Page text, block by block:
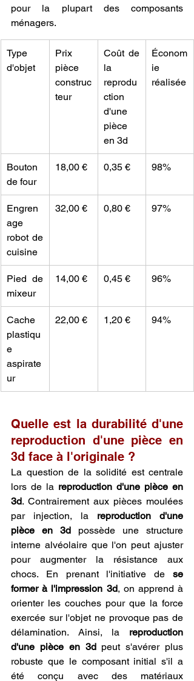
pour la plupart des composants
ménagers.
Type
d'objet
Prix
pièce
construc
teur
Coût de
la
reprodu
ction
d'une
pièce
en 3d
Économ
ie
réalisée
Bouton
de four
18,00 € 0,35 € 98%
Engren
age
robot de
cuisine
32,00 € 0,80 € 97%
Pied de
mixeur
14,00 € 0,45 € 96%
Cache
plastiqu
e
aspirate
ur
22,00 € 1,20 € 94%
Quelle est la durabilité d'une
reproduction d'une pièce en
3d face à l'originale ?
La question de la solidité est centrale
lors de la reproduction d'une pièce en
3d. Contrairement aux pièces moulées
par injection, la reproduction d'une
pièce en 3d possède une structure
interne alvéolaire que l'on peut ajuster
pour augmenter la résistance aux
chocs. En prenant l'initiative de se
former à l'impression 3d, on apprend à
orienter les couches pour que la force
exercée sur l'objet ne provoque pas de
délamination. Ainsi, la reproduction
d'une pièce en 3d peut s'avérer plus
robuste que le composant initial s'il a
été conçu avec des matériaux